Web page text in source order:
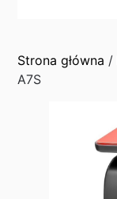
Strona główna /
A7S